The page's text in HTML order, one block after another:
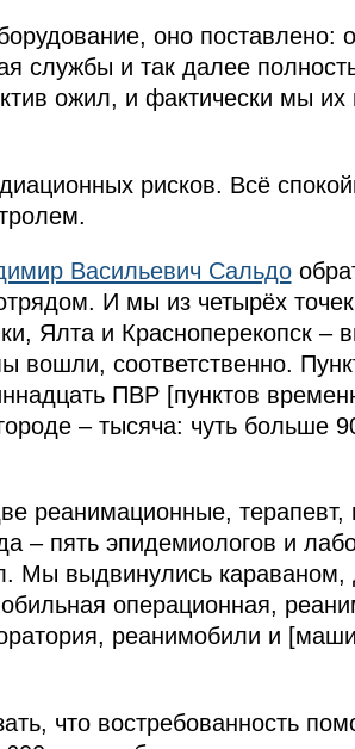
оно поставлено:
службы и так далее
ожил, и фактически мы их
рисков. Всё
Васильевич Сальдо
И мы из четырёх
Ялта и Красноперекопск –
вошли, соответственно.
ПВР [пунктов
– тысяча: чуть больше
реанимационные, терапевт,
– пять эпидемиологов и
Мы выдвинулись караваном,
операционная,
реанимобили и
что востребованность